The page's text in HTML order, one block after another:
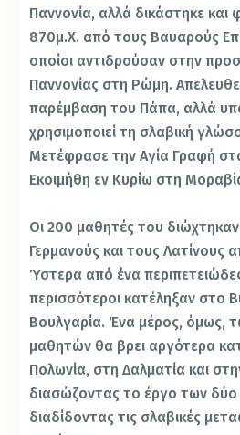
Παννονία, αλλά δικάστηκε και
870μ.Χ. από τους Βαυαρούς
οποίοι αντιδρούσαν στην
Παννονίας στη Ρώμη.
παρέμβαση του Πάπα, αλλά
χρησιμοποιεί τη σλαβική
Μετέφρασε την Αγία Γραφή
Εκοιμήθη εν Κυρίω στη
Οι 200 μαθητές του
Γερμανούς και τους Λατίνους
Ύστερα από ένα περιπετειώδες
περισσότεροι κατέληξαν στο
Βουλγαρία. Ένα μέρος, όμως,
μαθητών θα βρει αργότερα
Πολωνία, στη Δαλματία και
διασώζοντας το έργο των
διαδίδοντας τις σλαβικές